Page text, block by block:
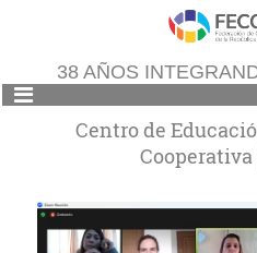
38 AÑOS
Centro de
Cooperativa